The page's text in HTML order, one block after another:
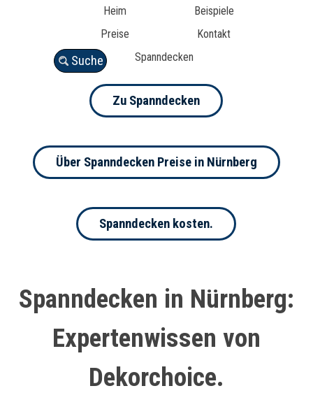
Heim
Beispiele
Preise
Kontakt
Spanndecken
Suche
Zu Spanndecken
Über Spanndecken Preise in Nürnberg
Spanndecken kosten.
Spanndecken in Nürnberg:
Expertenwissen von
Dekorchoice.